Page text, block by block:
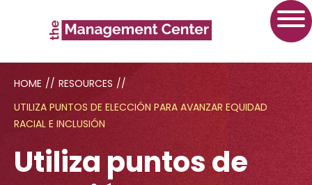
HOME // RESOURCES //
UTILIZA PUNTOS DE ELECCIÓN PARA AVANZAR EQUIDAD
RACIAL E INCLUSIÓN
Utiliza puntos de